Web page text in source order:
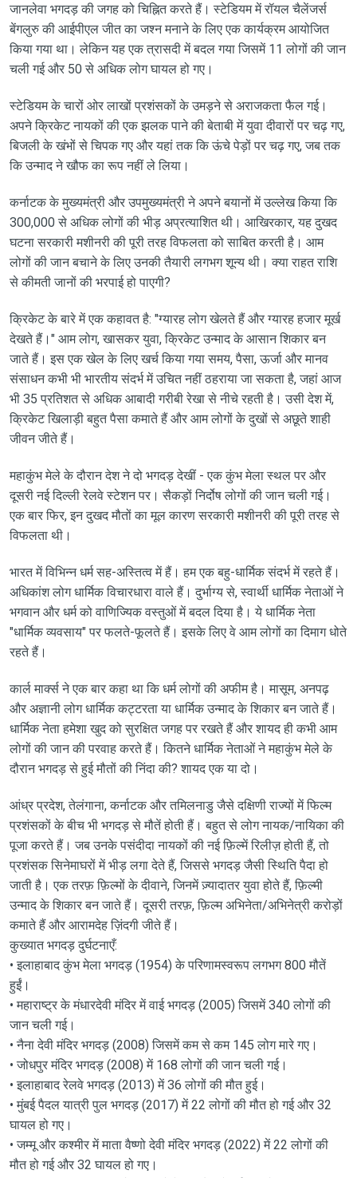
जानलेवा भगदड़ की जगह को चिह्नित करते हैं। स्टेडियम में रॉयल चैलेंजर्स
बेंगलुरु की आईपीएल जीत का जश्न मनाने के लिए एक कार्यक्रम आयोजित
किया गया था। लेकिन यह एक त्रासदी में बदल गया जिसमें 11 लोगों की जान
चली गई और 50 से अधिक लोग घायल हो गए।
स्टेडियम के चारों ओर लाखों प्रशंसकों के उमड़ने से अराजकता फैल गई।
अपने क्रिकेट नायकों की एक झलक पाने की बेताबी में युवा दीवारों पर चढ़ गए,
बिजली के खंभों से चिपक गए और यहां तक ​​कि ऊंचे पेड़ों पर चढ़ गए, जब तक
कि उन्माद ने खौफ का रूप नहीं ले लिया।
कर्नाटक के मुख्यमंत्री और उपमुख्यमंत्री ने अपने बयानों में उल्लेख किया कि
300,000 से अधिक लोगों की भीड़ अप्रत्याशित थी। आखिरकार, यह दुखद
घटना सरकारी मशीनरी की पूरी तरह विफलता को साबित करती है। आम
लोगों की जान बचाने के लिए उनकी तैयारी लगभग शून्य थी। क्या राहत राशि
से कीमती जानों की भरपाई हो पाएगी?
क्रिकेट के बारे में एक कहावत है: "ग्यारह लोग खेलते हैं और ग्यारह हजार मूर्ख
देखते हैं।" आम लोग, खासकर युवा, क्रिकेट उन्माद के आसान शिकार बन
जाते हैं। इस एक खेल के लिए खर्च किया गया समय, पैसा, ऊर्जा और मानव
संसाधन कभी भी भारतीय संदर्भ में उचित नहीं ठहराया जा सकता है, जहां आज
भी 35 प्रतिशत से अधिक आबादी गरीबी रेखा से नीचे रहती है। उसी देश में,
क्रिकेट खिलाड़ी बहुत पैसा कमाते हैं और आम लोगों के दुखों से अछूते शाही
जीवन जीते हैं।
महाकुंभ मेले के दौरान देश ने दो भगदड़ देखीं - एक कुंभ मेला स्थल पर और
दूसरी नई दिल्ली रेलवे स्टेशन पर। सैकड़ों निर्दोष लोगों की जान चली गई।
एक बार फिर, इन दुखद मौतों का मूल कारण सरकारी मशीनरी की पूरी तरह से
विफलता थी।
भारत में विभिन्न धर्म सह-अस्तित्व में हैं। हम एक बहु-धार्मिक संदर्भ में रहते हैं।
अधिकांश लोग धार्मिक विचारधारा वाले हैं। दुर्भाग्य से, स्वार्थी धार्मिक नेताओं ने
भगवान और धर्म को वाणिज्यिक वस्तुओं में बदल दिया है। ये धार्मिक नेता
"धार्मिक व्यवसाय" पर फलते-फूलते हैं। इसके लिए वे आम लोगों का दिमाग धोते
रहते हैं।
कार्ल मार्क्स ने एक बार कहा था कि धर्म लोगों की अफीम है। मासूम, अनपढ़
और अज्ञानी लोग धार्मिक कट्टरता या धार्मिक उन्माद के शिकार बन जाते हैं।
धार्मिक नेता हमेशा खुद को सुरक्षित जगह पर रखते हैं और शायद ही कभी आम
लोगों की जान की परवाह करते हैं। कितने धार्मिक नेताओं ने महाकुंभ मेले के
दौरान भगदड़ से हुई मौतों की निंदा की? शायद एक या दो।
आंध्र प्रदेश, तेलंगाना, कर्नाटक और तमिलनाडु जैसे दक्षिणी राज्यों में फिल्म
प्रशंसकों के बीच भी भगदड़ से मौतें होती हैं। बहुत से लोग नायक/नायिका की
पूजा करते हैं। जब उनके पसंदीदा नायकों की नई फ़िल्में रिलीज़ होती हैं, तो
प्रशंसक सिनेमाघरों में भीड़ लगा देते हैं, जिससे भगदड़ जैसी स्थिति पैदा हो
जाती है। एक तरफ़ फ़िल्मों के दीवाने, जिनमें ज़्यादातर युवा होते हैं, फ़िल्मी
उन्माद के शिकार बन जाते हैं। दूसरी तरफ़, फ़िल्म अभिनेता/अभिनेत्री करोड़ों
कमाते हैं और आरामदेह ज़िंदगी जीते हैं।
कुख्यात भगदड़ दुर्घटनाएँ:
• इलाहाबाद कुंभ मेला भगदड़ (1954) के परिणामस्वरूप लगभग 800 मौतें
हुईं।
• महाराष्ट्र के मंधारदेवी मंदिर में वाई भगदड़ (2005) जिसमें 340 लोगों की
जान चली गई।
• नैना देवी मंदिर भगदड़ (2008) जिसमें कम से कम 145 लोग मारे गए।
• जोधपुर मंदिर भगदड़ (2008) में 168 लोगों की जान चली गई।
• इलाहाबाद रेलवे भगदड़ (2013) में 36 लोगों की मौत हुई।
• मुंबई पैदल यात्री पुल भगदड़ (2017) में 22 लोगों की मौत हो गई और 32
घायल हो गए।
• जम्मू और कश्मीर में माता वैष्णो देवी मंदिर भगदड़ (2022) में 22 लोगों की
मौत हो गई और 32 घायल हो गए।